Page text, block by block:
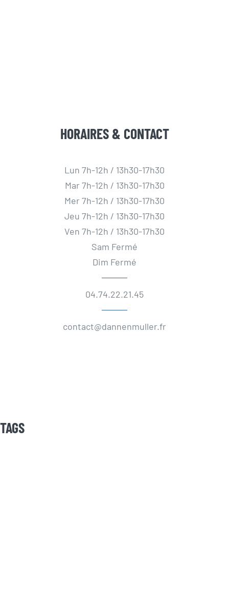
HORAIRES & CONTACT
Lun 7h-12h / 13h30-17h30
Mar 7h-12h / 13h30-17h30
Mer 7h-12h / 13h30-17h30
Jeu 7h-12h / 13h30-17h30
Ven 7h-12h / 13h30-17h30
Sam Fermé
Dim Fermé
04.74.22.21.45
contact@dannenmuller.fr
TAGS